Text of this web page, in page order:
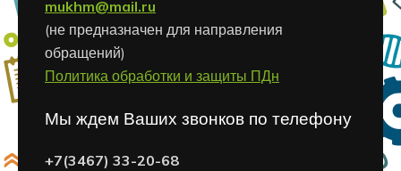
mukhm@mail.ru
(не предназначен для направления
обращений)
Политика обработки и защиты ПДн
Мы ждем Ваших звонков по телефону
+7(3467) 33-20-68